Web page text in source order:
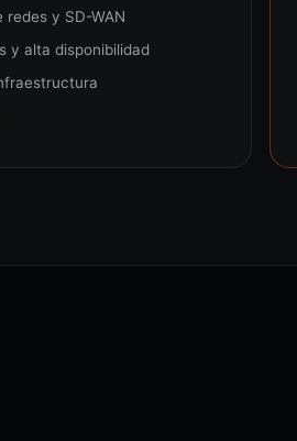
redes y SD-WAN
y alta disponibilidad